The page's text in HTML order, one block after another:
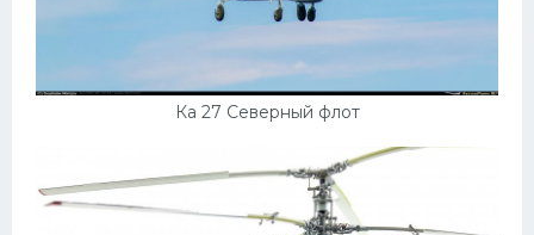
Ка 27 Северный флот